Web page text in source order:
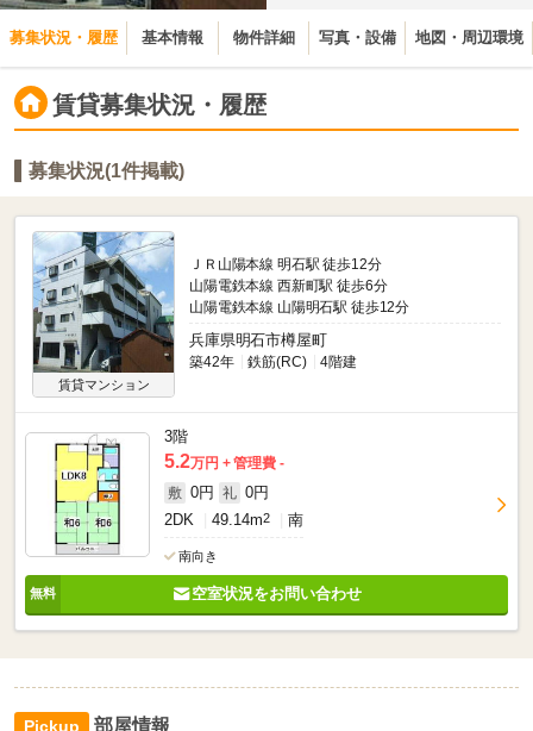
募集状況・履歴 基本情報 物件詳細 写真・設備 地図・周辺環境
賃貸募集状況・履歴
募集状況(1件掲載)
賃貸マンション
ＪＲ山陽本線 明石駅 徒歩12分
山陽電鉄本線 西新町駅 徒歩6分
山陽電鉄本線 山陽明石駅 徒歩12分
兵庫県明石市樽屋町
築42年 鉄筋(RC) 4階建
3階
5.2万円
管理費 -
敷 0円 礼 0円
2DK
49.14m2 南
南向き
空室状況をお問い合わせ
部屋情報